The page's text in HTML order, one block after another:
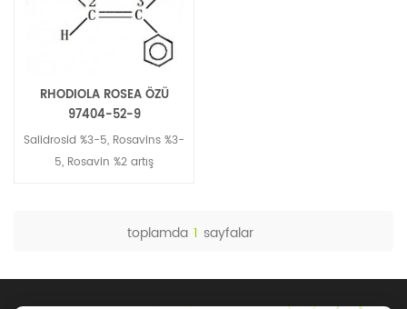
RHODIOLA ROSEA ÖZÜ
97404-52-9
Salidrosid %3-5, Rosavins %3-
5, Rosavin %2 artış
toplamda 1 sayfalar